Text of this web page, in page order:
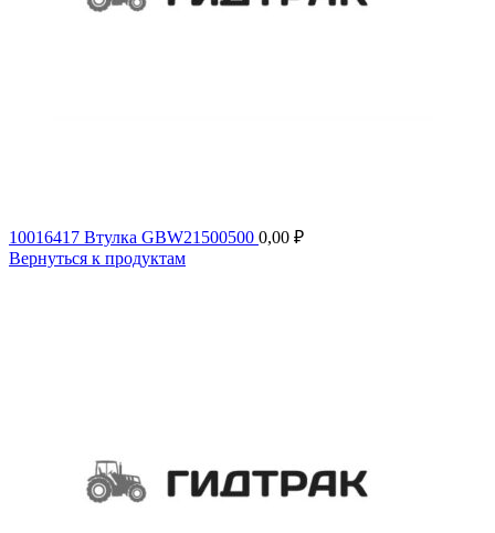
10016417 Втулка GBW21500500 0,00 ₽
Вернуться к продуктам